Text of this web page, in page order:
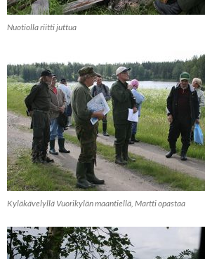
Nuotiolla riitti juttua
Kyläkävelyllä Vuorikylän maantiellä, Martti opastaa